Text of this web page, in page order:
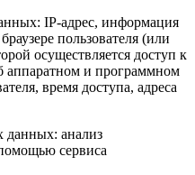
IP-адрес, информация
пользователя (или
осуществляется доступ к
аппаратном и программном
время доступа, адреса
данных: анализ
сервиса